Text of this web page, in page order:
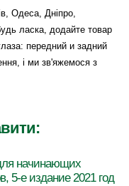
Одеса, Дніпро,
ласка, додайте товар
передний и задний
і ми зв'яжемося з
начинающих
5-е издание 2021 год